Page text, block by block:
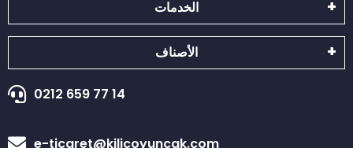
الخدمات
الأصناف
0212 659 77 14
e-ticaret@kilicoyuncak.com